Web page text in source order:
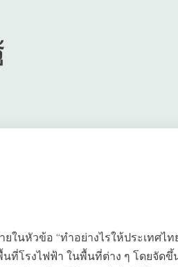
ในหัวข้อ “ทำอย่างไรให้ประเทศไ
ที่โรงไฟฟ้า ในพื้นที่ต่าง ๆ โดยจัดขึ้